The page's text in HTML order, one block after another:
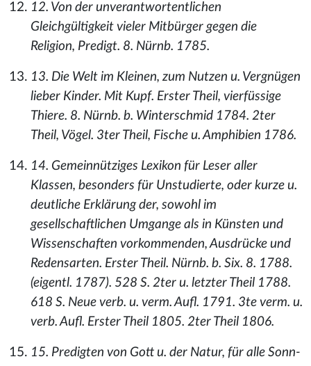
12. Von der unverantwortentlichen
Gleichgültigkeit vieler Mitbürger gegen die
Religion, Predigt. 8. Nürnb. 1785.
13. Die Welt im Kleinen, zum Nutzen u. Vergnügen
lieber Kinder. Mit Kupf. Erster Theil, vierfüssige
Thiere. 8. Nürnb. b. Winterschmid 1784. 2ter
Theil, Vögel. 3ter Theil, Fische u. Amphibien 1786.
14. Gemeinnütziges Lexikon für Leser aller
Klassen, besonders für Unstudierte, oder kurze u.
deutliche Erklärung der, sowohl im
gesellschaftlichen Umgange als in Künsten und
Wissenschaften vorkommenden, Ausdrücke und
Redensarten. Erster Theil. Nürnb. b. Six. 8. 1788.
(eigentl. 1787). 528 S. 2ter u. letzter Theil 1788.
618 S. Neue verb. u. verm. Aufl. 1791. 3te verm. u.
verb. Aufl. Erster Theil 1805. 2ter Theil 1806.
15. Predigten von Gott u. der Natur, für alle Sonn-